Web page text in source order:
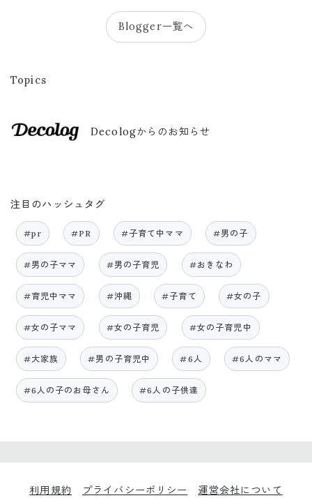
Blogger一覧へ
Topics
Decologからのお知らせ
注目のハッシュタグ
#pr #PR #子育て中ママ #男の子
#男の子ママ #男の子育児 #おきなわ
#育児中ママ #沖縄 #子育て #女の子
#女の子ママ #女の子育児 #女の子育児中
#大家族 #男の子育児中 #6人 #6人のママ
#6人の子のお母さん #6人の子供達
利用規約 プライバシーポリシー 運営会社について